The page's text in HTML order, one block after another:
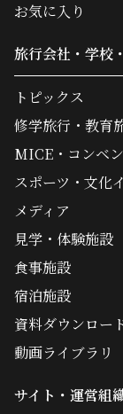
お気に入り
旅行会社・学校
トピックス
修学旅行・教育
MICE・コンベ
スポーツ・文化
メディア
見学・体験施設
食事施設
宿泊施設
資料ダウンロー
動画ライブラリ
サイト・運営組